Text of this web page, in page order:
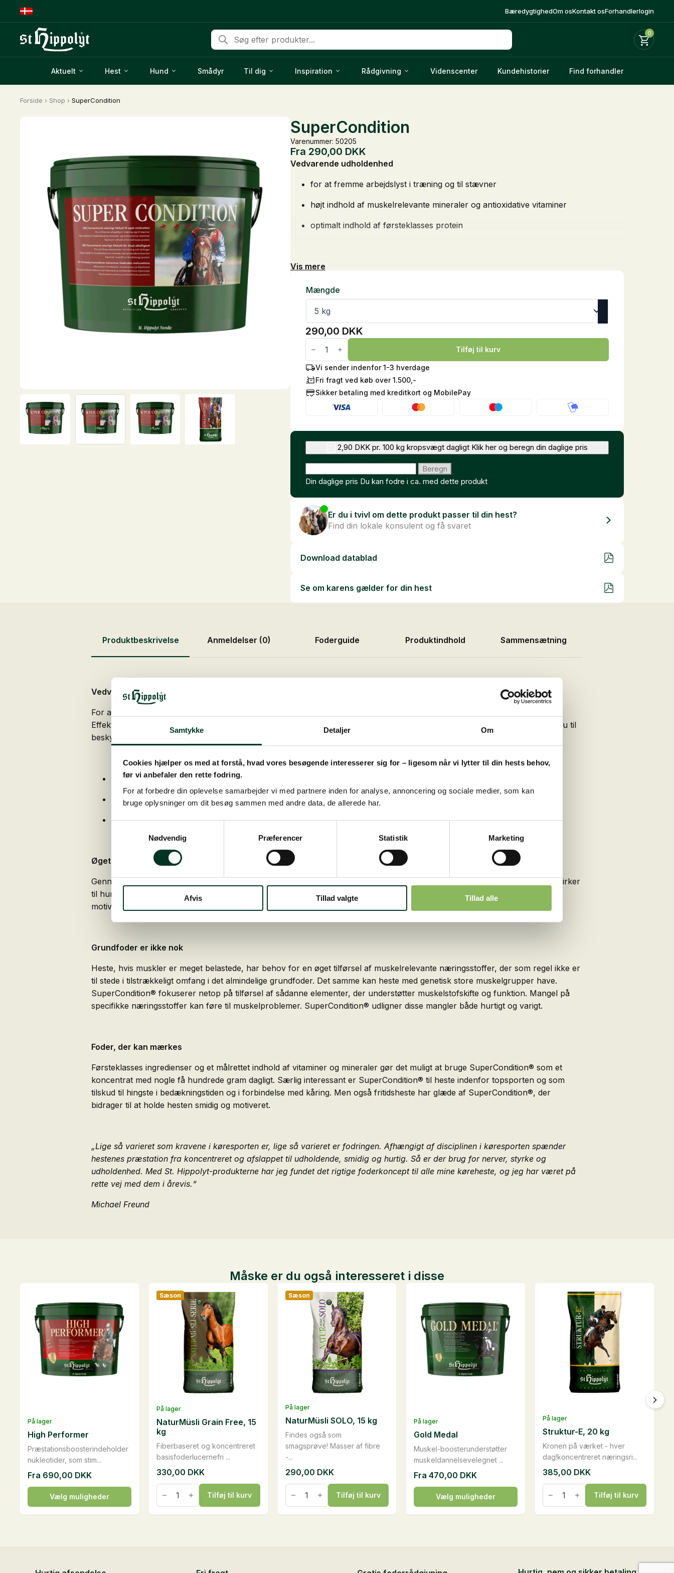
Samtykke Detaljer Om
Cookies hjælper os med at forstå, hvad vores besøgende interesserer sig for – ligesom når vi lytter til din hests behov,
før vi anbefaler den rette fodring.
For at forbedre din oplevelse samarbejder vi med partnere inden for analyse, annoncering og sociale medier, som kan
bruge oplysninger om dit besøg sammen med andre data, de allerede har.
Nødvendig
Præferencer Statistik Marketing
Afvis Tillad valgte Tillad alle
BæredygtighedOm osKontakt osForhandlerlogin
Products
search
0
Aktuelt Hest Hund Smådyr Til dig Inspiration Rådgivning Videnscenter Kundehistorier Find forhandler
Forside › Shop › SuperCondition
SuperCondition
Varenummer: 50205
Fra 290,00 DKK
Vedvarende udholdenhed
for at fremme arbejdslyst i træning og til stævner
højt indhold af muskelrelevante mineraler og antioxidative vitaminer
optimalt indhold af førsteklasses protein
Vis mere
Mængde
290,00 DKK
SuperCondition
antal
Tilføj til kurv
Vi sender indenfor 1-3 hverdage
Fri fragt ved køb over 1.500,-
Sikker betaling med kreditkort og MobilePay
2,90 DKK pr. 100 kg kropsvægt dagligt Klik her og beregn din daglige pris
Beregn
Din daglige pris Du kan fodre i ca. med dette produkt
Er du i tvivl om dette produkt passer til din hest?
Find din lokale konsulent og få svaret
Download datablad
Se om karens gælder for din hest
Produktbeskrivelse Anmeldelser (0) Foderguide Produktindhold Sammensætning
Vedvarende udholdenhed
For at understøtte træning og muskelopbygning anbefaler vi vores specielle næringsstofkombination – SuperCondition®.
Effektive og velforsynede muskler danner grundlaget for succesfuld sport. SuperCondition® leverer et højt antioxidantniveau til
beskyttelse af muskelcellerne samt et højt indhold af essentielle aminosyrer til restitution og opbygning af musklerne.
for at fremme arbejdslyst i træning og til stævner
højt indhold af muskelrelevante mineraler og antioxidative vitaminer
optimalt indhold af førsteklasses protein
Øget motivation
Gennem et optimeret muskelstofskifte bliver træningens muskelopbygning mere effektiv. Et optimeret muskelstofskifte medvirker
til hurtig nedbrydning af affalds­stoffer i musklen (bl.a. mælkesyre) og bidrager således til en hurtig regenerering og øget
motivation til næste træningssession.
Grundfoder er ikke nok
Heste, hvis muskler er meget belastede, har behov for en øget tilførsel af muskelrelevante næringsstoffer, der som regel ikke er
til stede i tilstrækkeligt omfang i det almindelige grundfoder. Det samme kan heste med genetisk store muskelgrupper have.
SuperCondition® fokuserer netop på tilførsel af sådanne elementer, der understøtter muskelstofskifte og funktion. Mangel på
specifikke næringsstoffer kan føre til muskelproblemer. SuperCondition® udligner disse mangler både hurtigt og varigt.
Foder, der kan mærkes
Førsteklasses ingredienser og et målrettet indhold af vitaminer og mineraler gør det muligt at bruge SuperCondition® som et
koncentrat med nogle få hundrede gram dagligt. Særlig interessant er SuperCondition® til heste indenfor topsporten og som
tilskud til hingste i bedækningstiden og i forbindelse med kåring. Men også fritidsheste har glæde af SuperCondition®, der
bidrager til at holde hesten smidig og motiveret.
„Lige så varieret som kravene i køresporten er, lige så varieret er fodringen. Afhængigt af disciplinen i køresporten spæn­der
hestenes præstation fra koncentreret og afslappet til udholdende, smidig og hurtig. Så er der brug for nerver, styrke og
udholdenhed. Med St. Hippolyt-produkterne har jeg fundet det rigtige foderkoncept til alle mine køreheste, og jeg har været på
rette vej med dem i årevis.“
Michael Freund
Måske er du også interesseret i disse
På lager
Præstationsboosterindeholder
nukleotider, som stim...
High Performer
Fra 690,00 DKK
Vælg muligheder
Dette
vare
har
På lager
Sæson
Fiberbaseret og koncentreret
basisfoderlucernefri ...
NaturMüsli Grain Free, 15
kg
330,00 DKK
NaturMüsli
Grain
Free,
Tilføj til kurv
På lager
Sæson
Findes også som
smagsprøve! Masser af fibre
-...
NaturMüsli SOLO, 15 kg
290,00 DKK
NaturMüsli
SOLO,
15
Tilføj til kurv
På lager
Muskel-boosterunderstøtter
muskeldannelsevelegnet ...
Gold Medal
Fra470,00 DKK
Vælg muligheder
Dette
vare
har
kan
På lager
Kronen på værket - hver
dag!koncentreret næringsri...
Struktur-E, 20 kg
385,00 DKK
Struktur-
E,
20
Tilføj til kurv
308,00DKK